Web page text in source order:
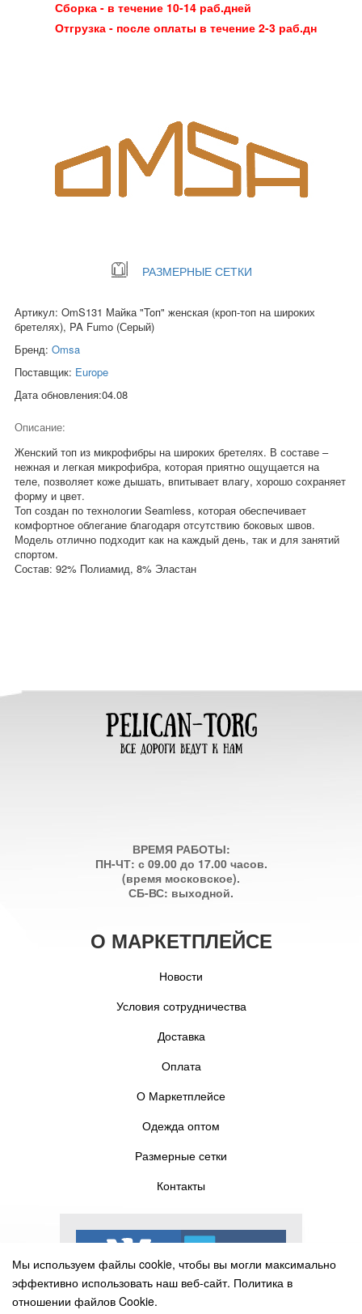
Сборка - в течение 10-14 раб.дней
Отгрузка - после оплаты в течение 2-3 раб.дн
РАЗМЕРНЫЕ СЕТКИ
Артикул: OmS131 Майка "Toп" женская (кроп-топ на широких
бретелях), PA Fumo (Серый)
Бренд: Omsa
Поставщик: Europe
Дата обновления:04.08
Описание:
Женский топ из микрофибры на широких бретелях. В составе –
нежная и легкая микрофибра, которая приятно ощущается на
теле, позволяет коже дышать, впитывает влагу, хорошо сохраняет
форму и цвет.
Топ создан по технологии Seamless, которая обеспечивает
комфортное облегание благодаря отсутствию боковых швов.
Модель отлично подходит как на каждый день, так и для занятий
спортом.
Состав: 92% Полиамид, 8% Эластан
ВРЕМЯ РАБОТЫ:
ПН-ЧТ: с 09.00 до 17.00 часов.
(время московское).
СБ-ВС: выходной.
О МАРКЕТПЛЕЙСЕ
Новости
Условия сотрудничества
Доставка
Оплата
О Маркетплейсе
Одежда оптом
Размерные сетки
Контакты
Мы используем файлы cookie, чтобы вы могли максимально
эффективно использовать наш веб-сайт. Политика в
отношении файлов Cookie.